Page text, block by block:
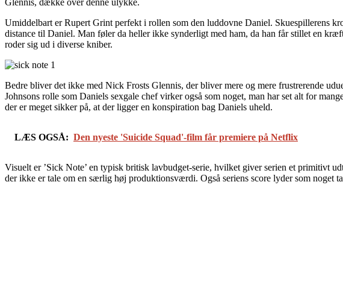
Glennis, dække over denne ulykke.
Umiddelbart er Rupert Grint perfekt i rollen som den luddovne Daniel. Skuespillerens
distance til Daniel. Man føler da heller ikke synderligt med ham, da han får stillet en
roder sig ud i diverse kniber.
Bedre bliver det ikke med Nick Frosts Glennis, der bliver mere og mere frustrerende
Johnsons rolle som Daniels sexgale chef virker også som noget, man har set alt for
der er meget sikker på, at der ligger en konspiration bag Daniels uheld.
LÆS OGSÅ: Den nyeste 'Suicide Squad'-film får premiere på Netflix
Visuelt er ’Sick Note’ en typisk britisk lavbudget-serie, hvilket giver serien et primitivt
der ikke er tale om en særlig høj produktionsværdi. Også seriens score lyder som